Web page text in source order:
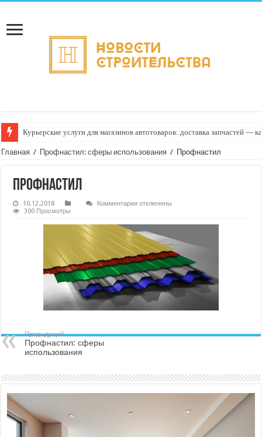
Курьерские услуги для магазинов автотоваров: доставка запчастей —
Главная / Профнастил: сферы использования / Профнастил
Профнастил
10.12.2018 Комментариикотключены
300 Просмотры
Предыдущий
Профнастил: сферы
использования